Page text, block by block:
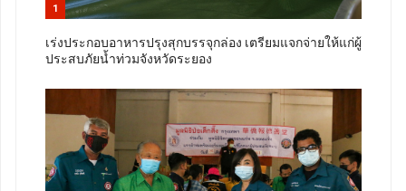
1
เร่งประกอบอาหารปรุงสุกบรรจุกล่อง เตรียมแจกจ่ายให้แก่ผู้
ประสบภัยน้ำท่วมจังหวัดระยอง